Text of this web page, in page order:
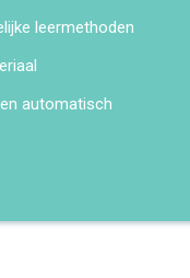
leermethoden
automatisch